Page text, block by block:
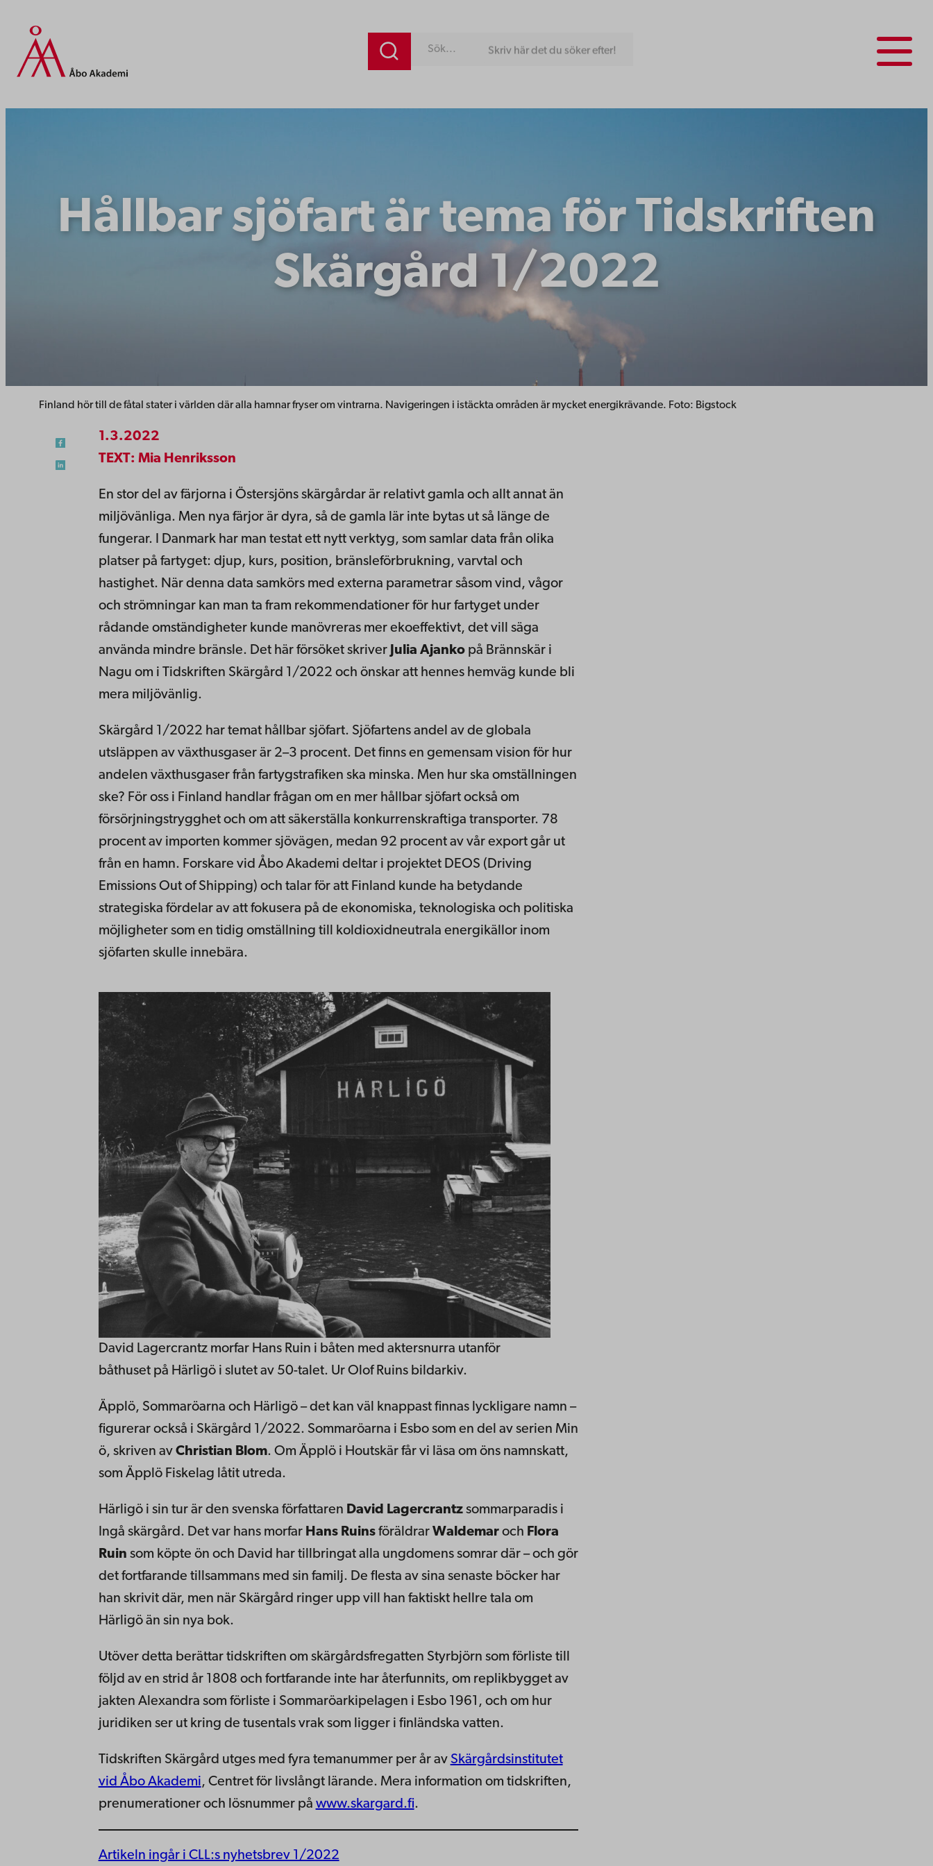
innehåll
Skriv här det du söker efter!
Menu
Hållbar sjöfart är tema för Tidskriften
Skärgård 1/2022
Finland hör till de fåtal stater i världen där alla hamnar fryser om vintrarna. Navigeringen i istäckta områden är mycket energikrävande. Foto: Bigstock
1.3.2022
TEXT: Mia Henriksson
En stor del av färjorna i Östersjöns skärgårdar är relativt gamla och allt annat än
miljövänliga. Men nya färjor är dyra, så de gamla lär inte bytas ut så länge de
fungerar. I Danmark har man testat ett nytt verktyg, som samlar data från olika
platser på fartyget: djup, kurs, position, bränsleförbrukning, varvtal och
hastighet. När denna data samkörs med externa parametrar såsom vind, vågor
och strömningar kan man ta fram rekommendationer för hur fartyget under
rådande omständigheter kunde manövreras mer ekoeffektivt, det vill säga
använda mindre bränsle. Det här försöket skriver Julia Ajankopå Brännskär i
Nagu om i Tidskriften Skärgård 1/2022 och önskar att hennes hemväg kunde bli
mera miljövänlig.
Skärgård 1/2022 har temat hållbar sjöfart. Sjöfartens andel av de globala
utsläppen av växthusgaser är 2–3 procent. Det finns en gemensam vision för hur
andelen växthusgaser från fartygstrafiken ska minska. Men hur ska omställningen
ske? För oss i Finland handlar frågan om en mer hållbar sjöfart också om
försörjningstrygghet och om att säkerställa konkurrenskraftiga transporter. 78
procent av importen kommer sjövägen, medan 92 procent av vår export går ut
från en hamn. Forskare vid Åbo Akademi deltar i projektet DEOS (Driving
Emissions Out of Shipping) och talar för att Finland kunde ha betydande
strategiska fördelar av att fokusera på de ekonomiska, teknologiska och politiska
möjligheter som en tidig omställning till koldioxidneutrala energikällor inom
sjöfarten skulle innebära.
David Lagercrantz morfar Hans Ruin i båten med aktersnurra utanför
båthuset på Härligö i slutet av 50-talet. Ur Olof Ruins bildarkiv.
Äpplö, Sommaröarna och Härligö – det kan väl knappast finnas lyckligare namn –
figurerar också i Skärgård 1/2022. Sommaröarna i Esbo som en del av serien Min
ö, skriven av Christian Blom. Om Äpplö i Houtskär får vi läsa om öns namnskatt,
som Äpplö Fiskelag låtit utreda.
Härligö i sin tur är den svenska författaren David Lagercrantzsommarparadis i
Ingå skärgård. Det var hans morfar Hans Ruinsföräldrar Waldemaroch Flora
Ruin som köpte ön och David har tillbringat alla ungdomens somrar där – och gör
det fortfarande tillsammans med sin familj. De flesta av sina senaste böcker har
han skrivit där, men när Skärgård ringer upp vill han faktiskt hellre tala om
Härligö än sin nya bok.
Utöver detta berättar tidskriften om skärgårdsfregatten Styrbjörn som förliste till
följd av en strid år 1808 och fortfarande inte har återfunnits, om replikbygget av
jakten Alexandra som förliste i Sommaröarkipelagen i Esbo 1961, och om hur
juridiken ser ut kring de tusentals vrak som ligger i finländska vatten.
Tidskriften Skärgård utges med fyra temanummer per år av Skärgårdsinstitutet
vid Åbo Akademi, Centret för livslångt lärande. Mera information om tidskriften,
prenumerationer och lösnummer på www.skargard.fi.
Artikeln ingår i CLL:s nyhetsbrev 1/2022